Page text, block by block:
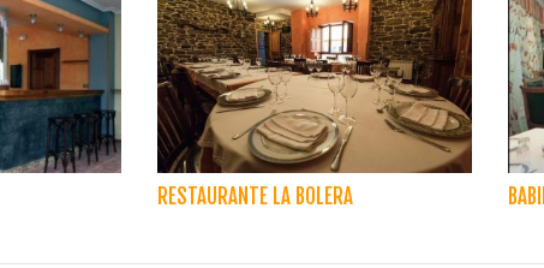
RESTAURANTE LA BOLERA